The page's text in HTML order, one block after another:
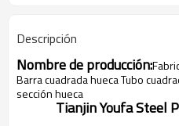
Descripción
Nombre de producción:
Barra cuadrada hueca Tubo
sección hueca
Tianjin Youfa Steel